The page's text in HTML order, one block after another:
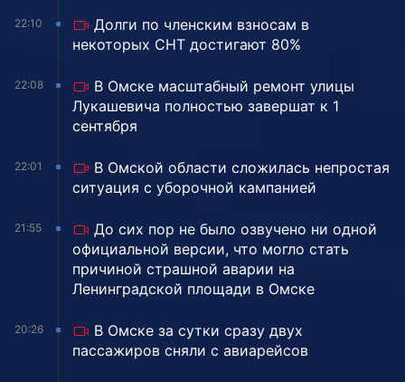
22:10
Долги по членским взносам в
некоторых СНТ достигают 80%
22:08
В Омске масштабный ремонт улицы
Лукашевича полностью завершат к 1
сентября
22:01
В Омской области сложилась непростая
ситуация с уборочной кампанией
21:55
До сих пор не было озвучено ни одной
официальной версии, что могло стать
причиной страшной аварии на
Ленинградской площади в Омске
20:26
В Омске за сутки сразу двух
пассажиров сняли с авиарейсов